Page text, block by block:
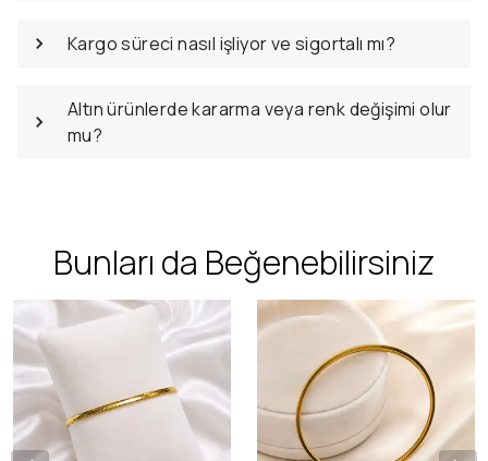
Kargo süreci nasıl işliyor ve sigortalı mı?
Altın ürünlerde kararma veya renk değişimi olur
mu?
Bunları da Beğenebilirsiniz